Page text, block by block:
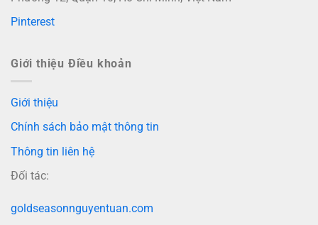
Pinterest
Giới thiệu Điều khoản
Giới thiệu
Chính sách bảo mật thông tin
Thông tin liên hệ
Đối tác:
goldseasonnguyentuan.com